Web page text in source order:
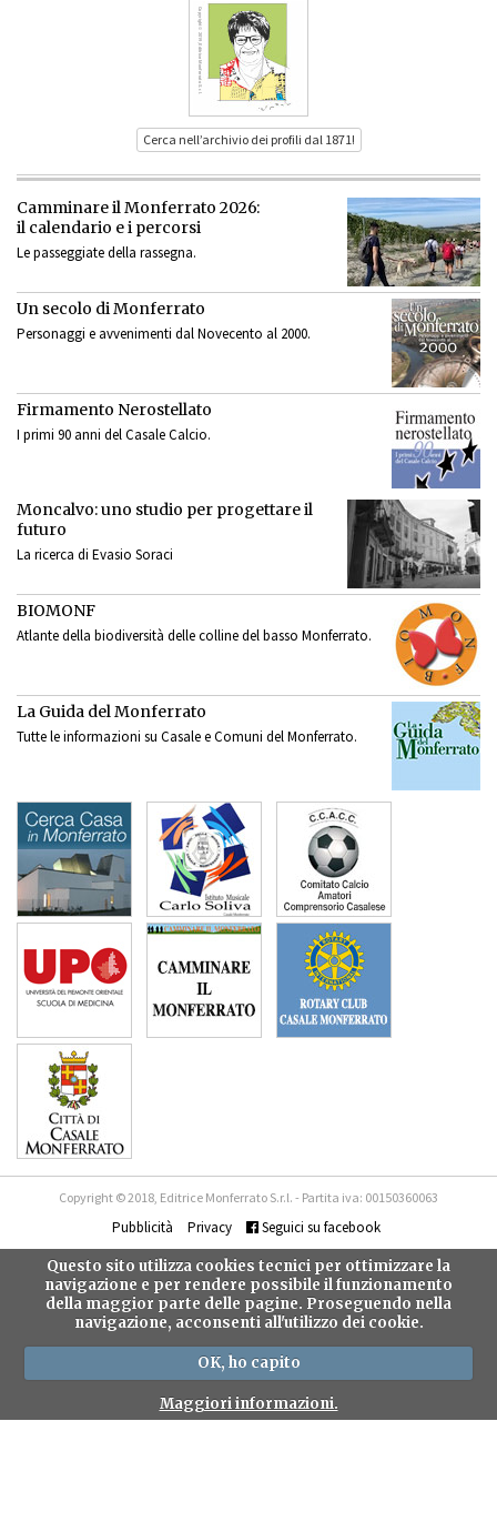
Cerca nell’archivio dei profili dal 1871!
Camminare il Monferrato 2026:
il calendario e i percorsi
Le passeggiate della rassegna.
Un secolo di Monferrato
Personaggi e avvenimenti dal Novecento al 2000.
Firmamento Nerostellato
I primi 90 anni del Casale Calcio.
Moncalvo: uno studio per progettare il
futuro
La ricerca di Evasio Soraci
BIOMONF
Atlante della biodiversità delle colline del basso Monferrato.
La Guida del Monferrato
Tutte le informazioni su Casale e Comuni del Monferrato.
Copyright © 2018, Editrice Monferrato S.r.l. - Partita iva: 00150360063
Pubblicità Privacy Seguici su facebook
Questo sito utilizza cookies tecnici per ottimizzare la
navigazione e per rendere possibile il funzionamento
della maggior parte delle pagine. Proseguendo nella
navigazione, acconsenti all'utilizzo dei cookie.
OK, ho capito
Maggiori informazioni.